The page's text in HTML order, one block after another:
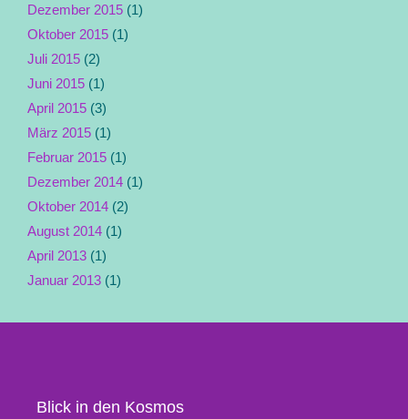
Dezember 2015 (1)
Oktober 2015 (1)
Juli 2015 (2)
Juni 2015 (1)
April 2015 (3)
März 2015 (1)
Februar 2015 (1)
Dezember 2014 (1)
Oktober 2014 (2)
August 2014 (1)
April 2013 (1)
Januar 2013 (1)
Blick in den Kosmos